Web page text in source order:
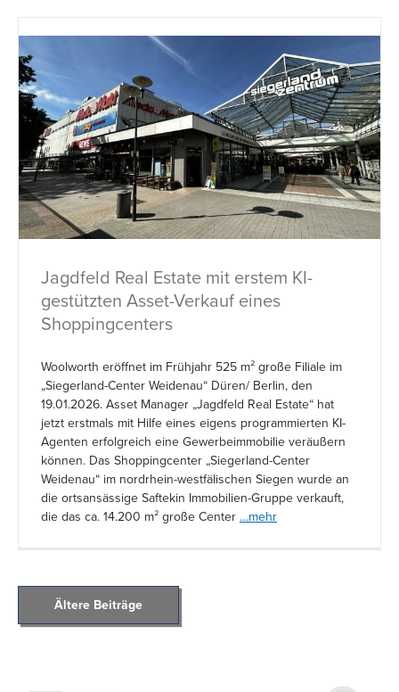
Jagdfeld Real Estate mit erstem KI-
gestützten Asset-Verkauf eines
Shoppingcenters
Woolworth eröffnet im Frühjahr 525 m² große Filiale im
„Siegerland-Center Weidenau“ Düren/ Berlin, den
19.01.2026. Asset Manager „Jagdfeld Real Estate“ hat
jetzt erstmals mit Hilfe eines eigens programmierten KI-
Agenten erfolgreich eine Gewerbeimmobilie veräußern
können. Das Shoppingcenter „Siegerland-Center
Weidenau“ im nordrhein-westfälischen Siegen wurde an
die ortsansässige Saftekin Immobilien-Gruppe verkauft,
die das ca. 14.200 m² große Center …mehr
POSTS
NAVIGATION
Ältere Beiträge